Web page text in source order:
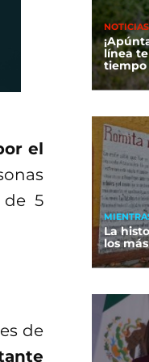
el
de 5
de
NOTICIAS
línea
tiempo
La
los